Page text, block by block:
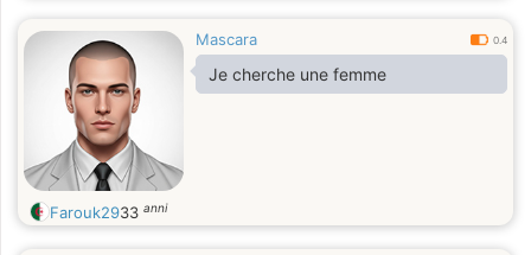
Mascara 0.4
Je cherche une femme
Farouk2933 anni